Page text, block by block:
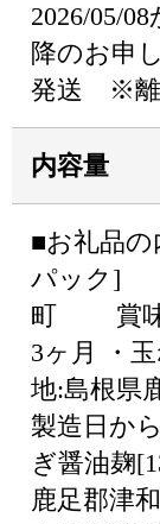
2026/05/
降のお申
発送 ※離
内容量
■お礼品の
パック]
町 賞味
3ヶ月 ・
地:島根
製造日か
ぎ醤油麹
鹿足郡津